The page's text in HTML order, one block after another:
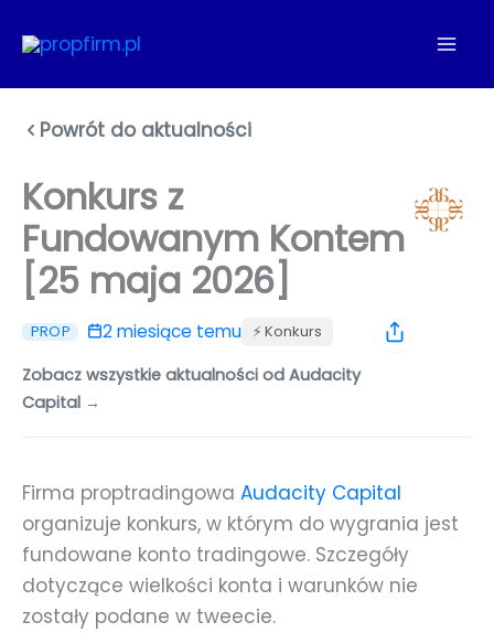
do
Powrót do aktualności
Konkurs z
Fundowanym Kontem
[25 maja 2026]
PROP 2 miesiące temu ⚡️ Konkurs
Zobacz wszystkie aktualności od Audacity
Capital →
Firma proptradingowa Audacity Capital
organizuje konkurs, w którym do wygrania jest
fundowane konto tradingowe. Szczegóły
dotyczące wielkości konta i warunków nie
zostały podane w tweecie.